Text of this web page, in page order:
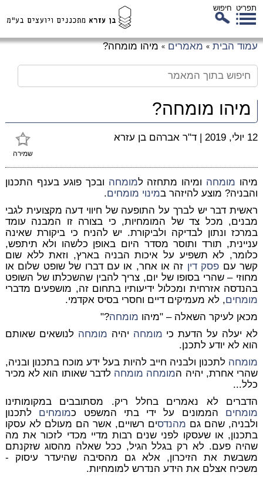
תפריט חיפוש
עמוד הבית » מאמרים » מיהו מומחה?
מיהו מומחה?
שמירה
12 יולי, 2019 | ד"ר אברהם בן עזרא
מיהו מומחה ומיהו מתחזה למומחה ובכך פוגע בענף התכנון
והבניה? מוצע להיזהר במינוי מומחים.
ראשית דבר יש לברך על התופעה של חיווי דעה מקצועית לגבי
מבנים, מכל צד של המומחיות, כי בצורה זו המבנה עומד
במרכז ונתון לבדיקה ולביקורת. יש להניח כי ביקורת שאינה
עניינית, תורד ותוסר מסדר היום באופן כלשהו ולא תיתפש,
כלומר, לא תשפיע על איכות הבניה בארץ, וזאת ללא שום
קשר עם פסק דין זה או אחר, או עם דברו של שופט שלום או
מחוזי – שהרי בסופו של יום, צריך להבין שהשכלתו של השופט
בהנדסה אזרחית ומכלול ידיעותיו בתחום זה, מושפעים מדברי
מומחים, לא מעמיקים דיים וחסרי בסיס אקדמי.
מכאן לעיקר השאלה – "מיהו מומחה?"
לא יעלה על הדעת כי מומחה יהיה מומחה לנושאים שאותם
הוא לא יודע לתכנן.
מומחה לתכנון ולבניה חייב להיות בעל ידע מוכח בתכנון ובניה,
שהרי אחרת, יהיה המומחה מומחה לדבר שאותו הוא לא מכיר
כלל...
הדברים לא נאמרים בחלל ריק. מסתובבים במקומותינו
מומחים הממונים על ידי בתי המשפט כמומחים לתכנון
ולבניה, שהם גם מהנדסים רשויים, אשר הם מעולם לא עסקו
בתכנון, או שעסקו לפני שנים רבות מדיי מכדי לזכור את מה
שהיה פעם. לא רק בגלל הגיל, ככל שאלה מהסוג שזקנתם
משבשת את הזיכרון, אלא גם מהסיבה שהיעדר עיסוק -
משכיח אצלם את הידע הנדרש למומחיות.